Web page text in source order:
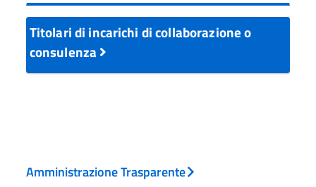
Titolari di incarichi di collaborazione o
consulenza
Amministrazione Trasparente